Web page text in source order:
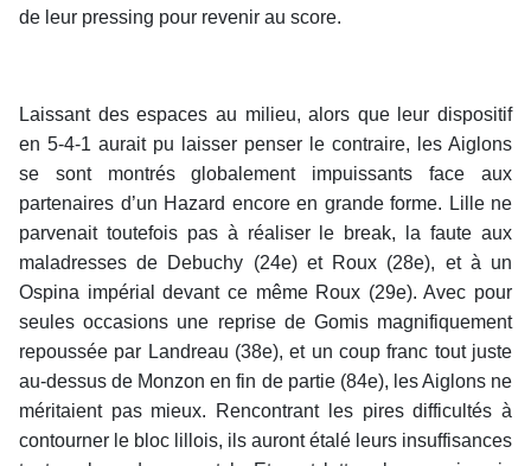
de leur pressing pour revenir au score.
Laissant des espaces au milieu, alors que leur dispositif
en 5-4-1 aurait pu laisser penser le contraire, les Aiglons
se sont montrés globalement impuissants face aux
partenaires d’un Hazard encore en grande forme. Lille ne
parvenait toutefois pas à réaliser le break, la faute aux
maladresses de Debuchy (24e) et Roux (28e), et à un
Ospina impérial devant ce même Roux (29e). Avec pour
seules occasions une reprise de Gomis magnifiquement
repoussée par Landreau (38e), et un coup franc tout juste
au-dessus de Monzon en fin de partie (84e), les Aiglons ne
méritaient pas mieux. Rencontrant les pires difficultés à
contourner le bloc lillois, ils auront étalé leurs insuffisances